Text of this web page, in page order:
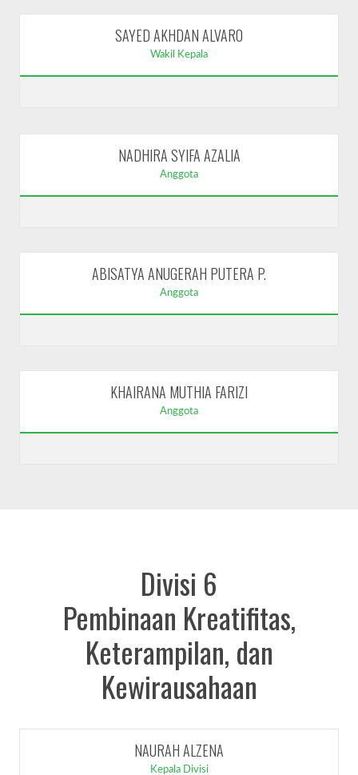
SAYED AKHDAN ALVARO
Wakil Kepala
NADHIRA SYIFA AZALIA
Anggota
ABISATYA ANUGERAH PUTERA P.
Anggota
KHAIRANA MUTHIA FARIZI
Anggota
Divisi 6
Pembinaan Kreatifitas,
Keterampilan, dan
Kewirausahaan
NAURAH ALZENA
Kepala Divisi